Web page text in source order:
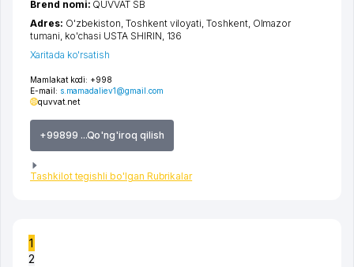
Mamlakat kodi: +998
E-mail: s.mamadaliev1@gmail.com
quvvat.net
+99899 ...Qo'ng'iroq qilish
Tashkilot tegishli bo'lgan Rubrikalar
Brend nomi: QUVVAT SB
Adres: O'zbekiston,Toshkent viloyati,Toshkent, Olmazor
tumani, ko'chasi USTA SHIRIN, 136
Xaritada ko'rsatish
1
2